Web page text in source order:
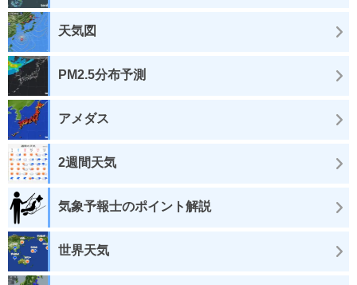
天気図
PM2.5分布予測
アメダス
2週間天気
気象予報士のポイント解説
世界天気